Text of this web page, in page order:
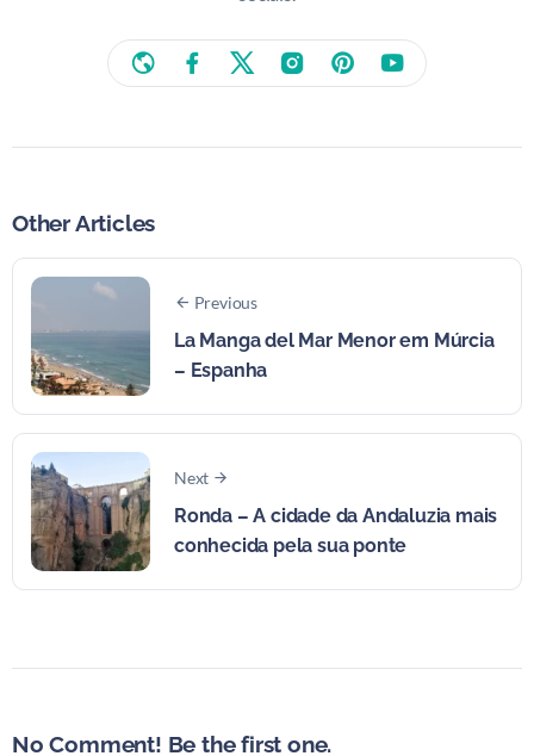
Other Articles
Previous
La Manga del Mar Menor em Múrcia
– Espanha
Next
Ronda – A cidade da Andaluzia mais
conhecida pela sua ponte
No Comment! Be the first one.